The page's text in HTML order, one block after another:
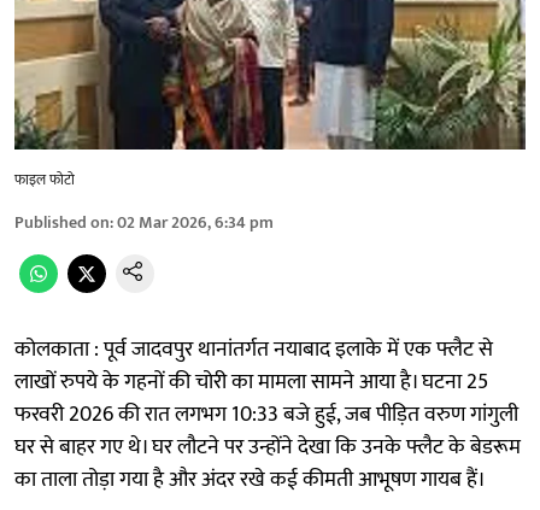
फाइल फोटो
Published on:02 Mar 2026, 6:34 pm
कोलकाता : पूर्व जादवपुर थानांतर्गत नयाबाद इलाके में एक फ्लैट से
लाखों रुपये के गहनों की चोरी का मामला सामने आया है। घटना 25
फरवरी 2026 की रात लगभग 10:33 बजे हुई, जब पीड़ित वरुण गांगुली
घर से बाहर गए थे। घर लौटने पर उन्होंने देखा कि उनके फ्लैट के बेडरूम
का ताला तोड़ा गया है और अंदर रखे कई कीमती आभूषण गायब हैं।